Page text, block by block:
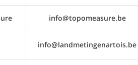
info@topomeasure.be
info@landmetingenartois.be